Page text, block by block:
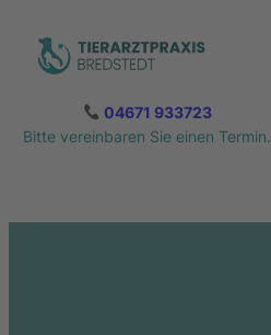
Inhalt
springen
04671 933723
Bitte vereinbaren Sie einen Termin.